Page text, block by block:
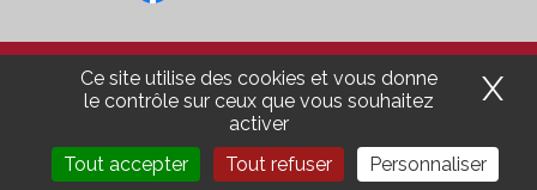
Confidentialité Mentions Légales CGV Presse
Aide Ordinateur
Ce site utilise des cookies et vous donne
le contrôle sur ceux que vous souhaitez
activer
Tout accepter
Tout refuser Personnaliser
X